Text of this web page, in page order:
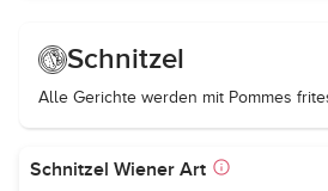
Schnitzel
Alle Gerichte werden mit Pommes
Schnitzel Wiener Art